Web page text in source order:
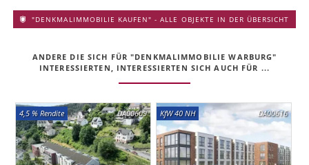
"DENKMALIMMOBILIE KAUFEN" - ALLE OBJEKTE IN DER ÜBERSICHT
ANDERE DIE SICH FÜR "DENKMALIMMOBILIE WARBURG"
INTERESSIERTEN, INTERESSIERTEN SICH AUCH FÜR ...
DA00609
4,5 % Rendite DA00616
KfW 40 NH